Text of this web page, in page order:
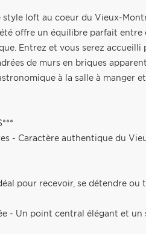
style loft au coeur du Vieux-
offre un équilibre parfait
Entrez et vous serez
de murs en briques
à la salle à manger
- Caractère authentique du
pour recevoir, se détendre ou
- Un point central élégant et un